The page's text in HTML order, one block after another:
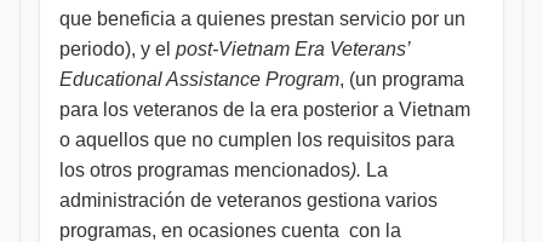
que beneficia a quienes prestan servicio por un
periodo), y el post-Vietnam Era Veterans’
Educational Assistance Program, (un programa
para los veteranos de la era posterior a Vietnam
o aquellos que no cumplen los requisitos para
los otros programas mencionados). La
administración de veteranos gestiona varios
programas, en ocasiones cuenta con la